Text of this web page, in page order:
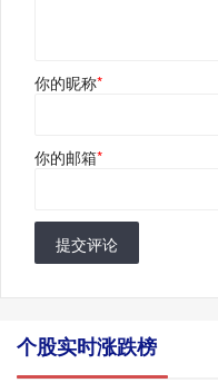
你的昵称*
你的邮箱*
提交评论
个股实时涨跌榜